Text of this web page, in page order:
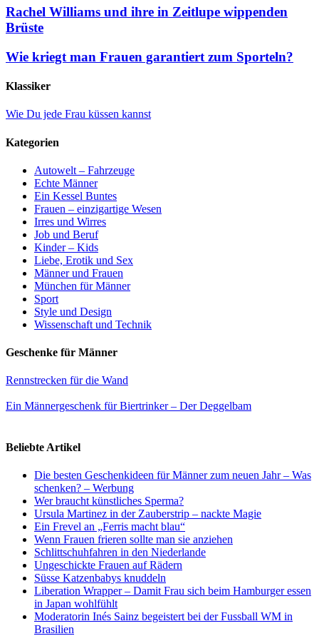
Rachel Williams und ihre in Zeitlupe wippenden
Brüste
Wie kriegt man Frauen garantiert zum Sporteln?
Klassiker
Wie Du jede Frau küssen kannst
Kategorien
Autowelt – Fahrzeuge
Echte Männer
Ein Kessel Buntes
Frauen – einzigartige Wesen
Irres und Wirres
Job und Beruf
Kinder – Kids
Liebe, Erotik und Sex
Männer und Frauen
München für Männer
Sport
Style und Design
Wissenschaft und Technik
Geschenke für Männer
Rennstrecken für die Wand
Ein Männergeschenk für Biertrinker – Der Deggelbam
Beliebte Artikel
Die besten Geschenkideen für Männer zum neuen Jahr – Was
schenken? – Werbung
Wer braucht künstliches Sperma?
Ursula Martinez in der Zauberstrip – nackte Magie
Ein Frevel an „Ferris macht blau“
Wenn Frauen frieren sollte man sie anziehen
Schlittschuhfahren in den Niederlande
Ungeschickte Frauen auf Rädern
Süsse Katzenbabys knuddeln
Liberation Wrapper – Damit Frau sich beim Hamburger essen
in Japan wohlfühlt
Moderatorin Inés Sainz begeistert bei der Fussball WM in
Brasilien